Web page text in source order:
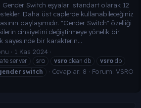
Switch eşyaları standart olarak 12
Daha üst caplerde kullanabileceğiniz
paylaşımıdır. "Gender Switch" özelliği
cinsiyetini değiştirmeye yönelik bir
sayesinde bir karakterin...
1 Kas 2024
server sro vsro clean db vsro db
switch Cevaplar: 8 Forum: VSRO